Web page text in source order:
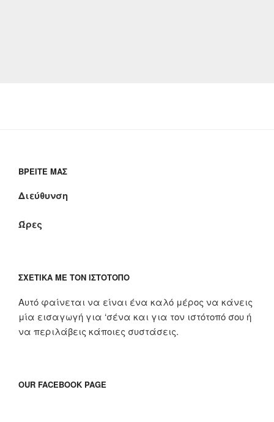
ΒΡΕΊΤΕ ΜΑΣ
Διεύθυνση
Ώρες
ΣΧΕΤΙΚΆ ΜΕ ΤΟΝ ΙΣΤΌΤΟΠΟ
Αυτό φαίνεται να είναι ένα καλό μέρος να κάνεις
μία εισαγωγή για ‘σένα και για τον ιστότοπό σου ή
να περιλάβεις κάποιες συστάσεις.
OUR FACEBOOK PAGE